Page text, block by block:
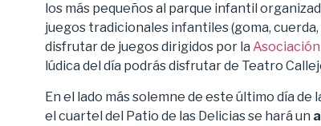
los más pequeños al parque infantil
juegos tradicionales infantiles (goma,
disfrutar de juegos dirigidos por la Asociación
lúdica del día podrás disfrutar de Teatro
En el lado más solemne de este último día de
el cuartel del Patio de las Delicias se hará un